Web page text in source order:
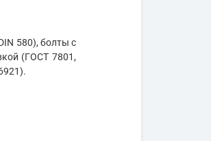
580), болты с
(ГОСТ 7801,